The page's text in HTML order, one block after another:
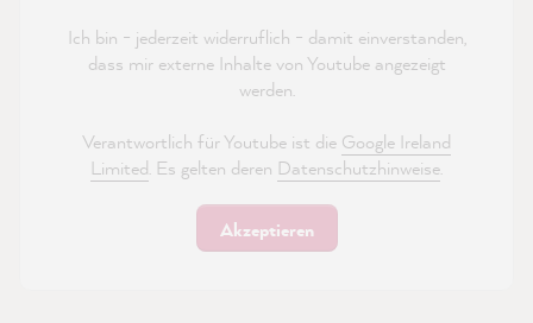
Ich bin - jederzeit widerruflich - damit einverstanden,
dass mir externe Inhalte von Youtube angezeigt
werden.
Verantwortlich für Youtube ist die Google Ireland
Limited. Es gelten deren Datenschutzhinweise.
Akzeptieren